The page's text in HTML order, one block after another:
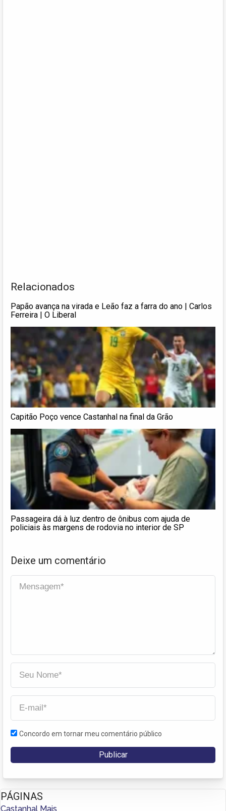
Relacionados
Papão avança na virada e Leão faz a farra do ano | Carlos
Ferreira | O Liberal
Capitão Poço vence Castanhal na final da Grão
Passageira dá à luz dentro de ônibus com ajuda de
policiais às margens de rodovia no interior de SP
Deixe um comentário
Concordo em tornar meu comentário público
PÁGINAS
Castanhal Mais